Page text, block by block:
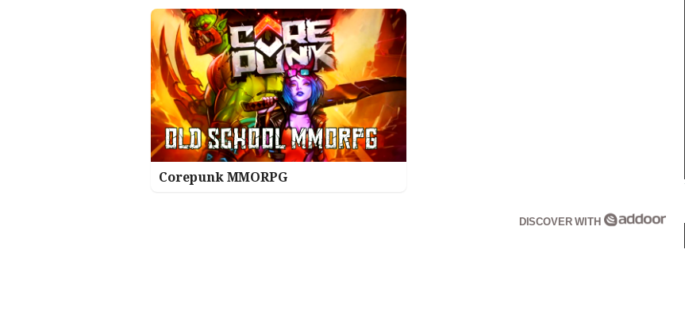
Corepunk MMORPG
DISCOVER WITH